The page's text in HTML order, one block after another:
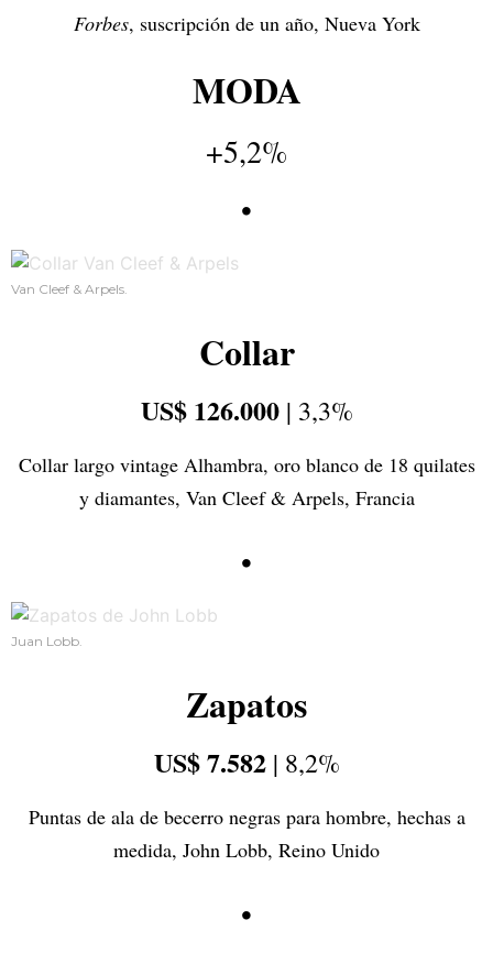
Forbes, suscripción de un año, Nueva York
MODA
+5,2%
•
Van Cleef & Arpels.
Collar
US$ 126.000| 3,3%
Collar largo vintage Alhambra, oro blanco de 18 quilates
y diamantes, Van Cleef & Arpels, Francia
•
Juan Lobb.
Zapatos
US$ 7.582| 8,2%
Puntas de ala de becerro negras para hombre, hechas a
medida, John Lobb, Reino Unido
•